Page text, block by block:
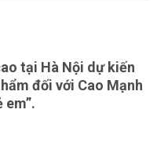
tại Hà Nội dự kiến
đối với Cao Mạnh
em”.